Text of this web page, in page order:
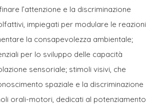
l’attenzione e la discriminazione
impiegati per modulare le reazioni
la consapevolezza ambientale;
per lo sviluppo delle capacità
sensoriale; stimoli visivi, che
spaziale e la discriminazione
orali-motori, dedicati al potenziamento